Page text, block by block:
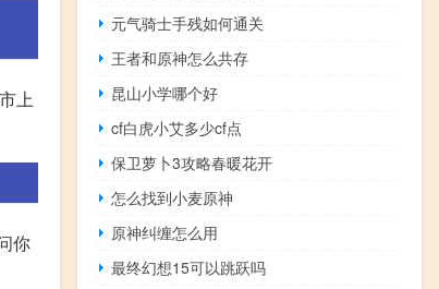
上
你
元气骑士手残如何通关
王者和原神怎么共存
昆山小学哪个好
cf白虎小艾多少cf点
保卫萝卜3攻略春暖花开
怎么找到小麦原神
原神纠缠怎么用
最终幻想15可以跳跃吗